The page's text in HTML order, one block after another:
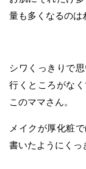
量も多くなるのは
シワくっきりで
行くところがな
このママさん。
メイクが厚化粧
書いたようにくっ